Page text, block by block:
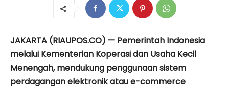
JAKARTA (RIAUPOS.CO) — Pemerintah Indonesia
melalui Kementerian Koperasi dan Usaha Kecil
Menengah, mendukung penggunaan sistem
perdagangan elektronik atau e-commerce